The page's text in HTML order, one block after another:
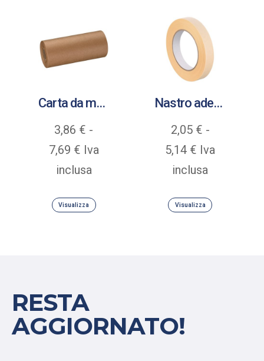
Carta da mascheratura riciclata idrorepellente gr 40
3,86 € -
7,69 €Fascia
di
da
Iva
inclusa
Visualizza
Nastro adesivo in carta crespata Premium gomma naturale
2,05 € -
5,14 € Fascia
di
da
Iva
inclusa
Visualizza
RESTA
AGGIORNATO!